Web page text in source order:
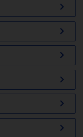
chevron_right
chevron_right
chevron_right
chevron_right
chevron_right
chevron_right